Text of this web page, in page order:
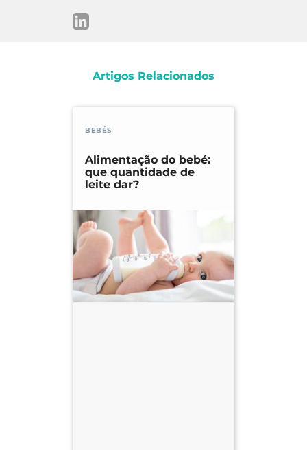
Artigos Relacionados
BEBÉS
Alimentação do bebé:
que quantidade de
leite dar?